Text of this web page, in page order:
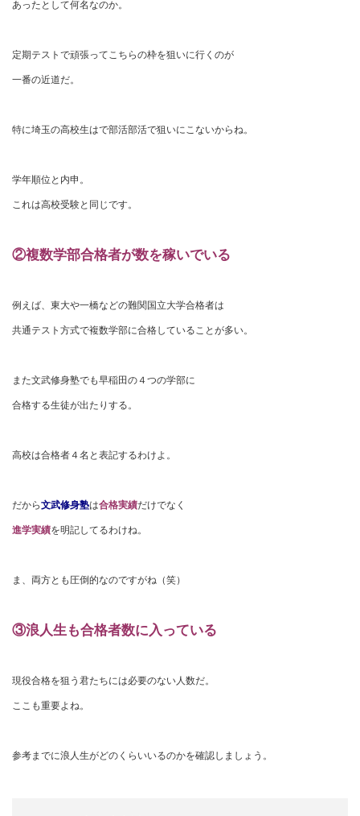
あったとして何名なのか。
定期テストで頑張ってこちらの枠を狙いに行くのが
一番の近道だ。
特に埼玉の高校生はで部活部活で狙いにこないからね。
学年順位と内申。
これは高校受験と同じです。
②複数学部合格者が数を稼いでいる
例えば、東大や一橋などの難関国立大学合格者は
共通テスト方式で複数学部に合格していることが多い。
また文武修身塾でも早稲田の４つの学部に
合格する生徒が出たりする。
高校は合格者４名と表記するわけよ。
だから文武修身塾は合格実績だけでなく
進学実績を明記してるわけね。
ま、両方とも圧倒的なのですがね（笑）
③浪人生も合格者数に入っている
現役合格を狙う君たちには必要のない人数だ。
ここも重要よね。
参考までに浪人生がどのくらいいるのかを確認しましょう。